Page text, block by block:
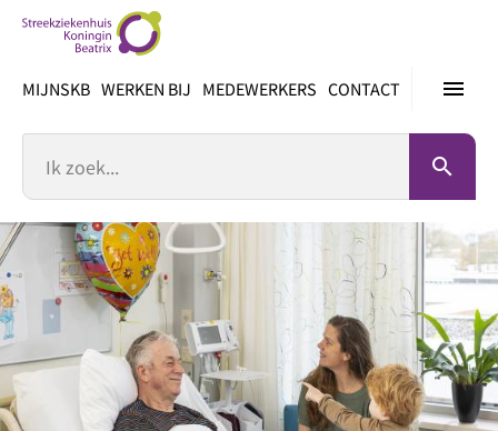
inhoud
menu
MIJNSKB WERKEN BIJ MEDEWERKERS CONTACT
search